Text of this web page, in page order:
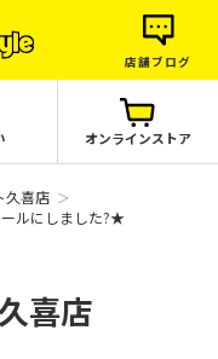
店舗ブログ
オンラインストア
久喜店
ルにしました?★
喜店